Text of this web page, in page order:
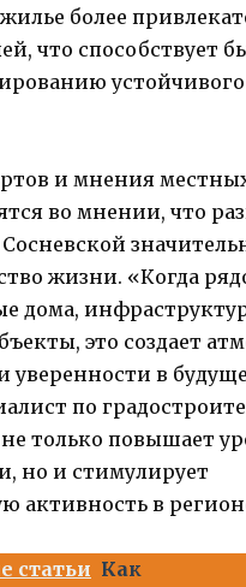
более
что способствует
и мнения
во мнении, что
жизни. «Когда
дома,
это создает
уверенности в
по
только повышает
но и стимулирует
активность в
статьи Как